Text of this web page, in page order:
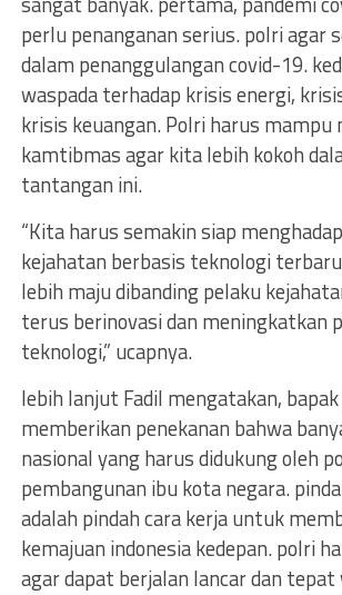
perlu penanganan serius. polri agar
dalam penanggulangan covid-19.
waspada terhadap krisis energi,
krisis keuangan. Polri harus mampu
kamtibmas agar kita lebih kokoh
tantangan ini.
“Kita harus semakin siap
kejahatan berbasis teknologi
lebih maju dibanding pelaku
terus berinovasi dan meningkatkan
teknologi,” ucapnya.
lebih lanjut Fadil mengatakan,
memberikan penekanan bahwa
nasional yang harus didukung oleh
pembangunan ibu kota negara.
adalah pindah cara kerja untuk
kemajuan indonesia kedepan. polri
agar dapat berjalan lancar dan